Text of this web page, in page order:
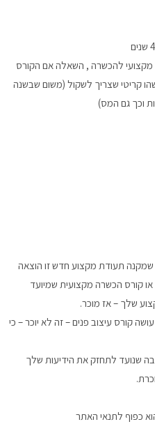
מקצועי להכשרה , השאלה אם הקורס
קריטי שצריך לשקול (משום שבשנה
וכך גם המס)
תעודת מקצוע חדש זו הוצאה
קורס הכשרה מקצועית שמיועד
שלך – אז מוכר.
קורס עיצוב פנים – זה לא יוכר – כי
שנועד לתחזק את הידיעות שלך
כפוף לתנאי האתר